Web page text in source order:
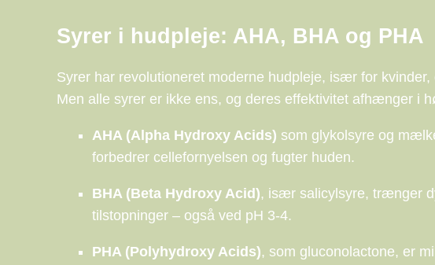
Syrer i hudpleje: AHA, BHA og PHA
Syrer har revolutioneret moderne hudpleje, især for
Men alle syrer er ikke ens, og deres effektivitet afhænger i
AHA (Alpha Hydroxy Acids) som glykolsyre og
forbedrer cellefornyelsen og fugter huden.
BHA (Beta Hydroxy Acid), især salicylsyre, trænger
tilstopninger – også ved pH 3-4.
PHA (Polyhydroxy Acids), som gluconolactone, er